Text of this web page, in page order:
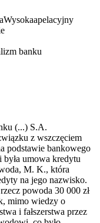
Wysokaapelacyjny
banku
(...) S.A.
z wszczęciem
podstawie bankowego
umowa kredytu
M. K., która
na jego nazwisko.
powoda 30 000 zł
mimo wiedzy o
i fałszerstwa przez